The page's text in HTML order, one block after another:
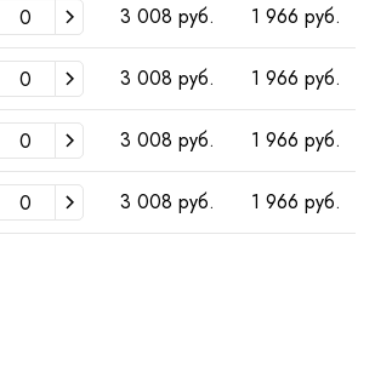
3 008 руб. 1 966 руб.
3 008 руб. 1 966 руб.
3 008 руб. 1 966 руб.
3 008 руб. 1 966 руб.